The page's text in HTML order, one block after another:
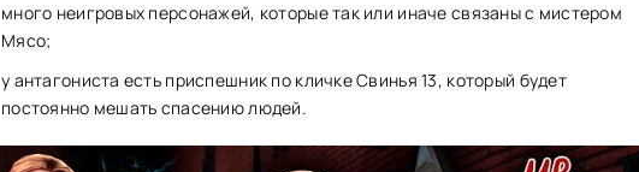
много неигровых персонажей, которые так или иначе связаны с мистером
Мясо;
у антагониста есть приспешник по кличке Свинья 13, который будет
постоянно мешать спасению людей.